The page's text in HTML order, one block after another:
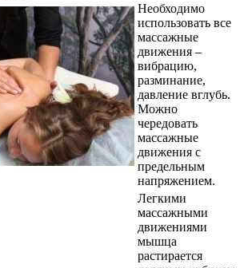
Необходимо
использовать все
массажные
движения –
вибрацию,
разминание,
давление вглубь.
Можно
чередовать
массажные
движения с
предельным
напряжением.
Легкими
массажными
движениями
мышца
растирается